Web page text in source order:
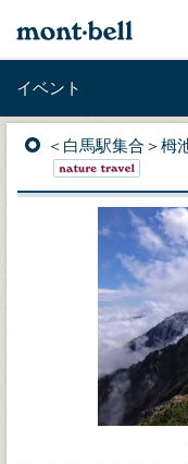
イベント
＜白馬駅集合＞栂